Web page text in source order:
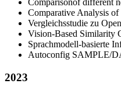
Comparisonof different
Comparative Analysis
Vergleichsstudie zu
Vision-Based Similarity
Sprachmodell-basierte
Autoconfig SAMPLE/
2023